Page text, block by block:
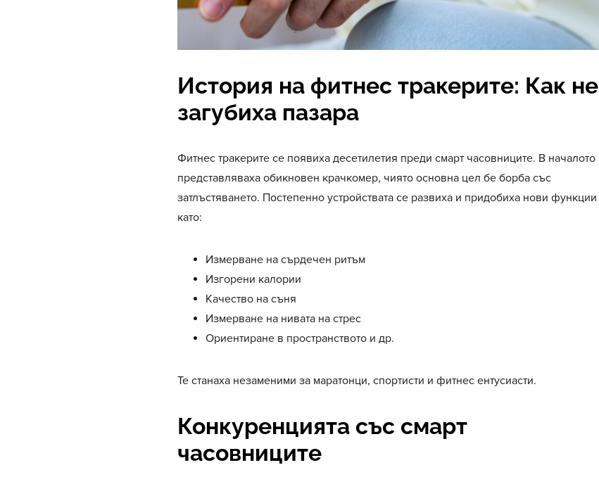
История на фитнес тракерите: Как не
загубиха пазара
Фитнес тракерите се появиха десетилетия преди смарт часовниците. В началото
представляваха обикновен крачкомер, чиято основна цел бе борба със
затлъстяването. Постепенно устройствата се развиха и придобиха нови функции
като:
Измерване на сърдечен ритъм
Изгорени калории
Качество на съня
Измерване на нивата на стрес
Ориентиране в пространството и др.
Те станаха незаменими за маратонци, спортисти и фитнес ентусиасти.
Конкуренцията със смарт
часовниците